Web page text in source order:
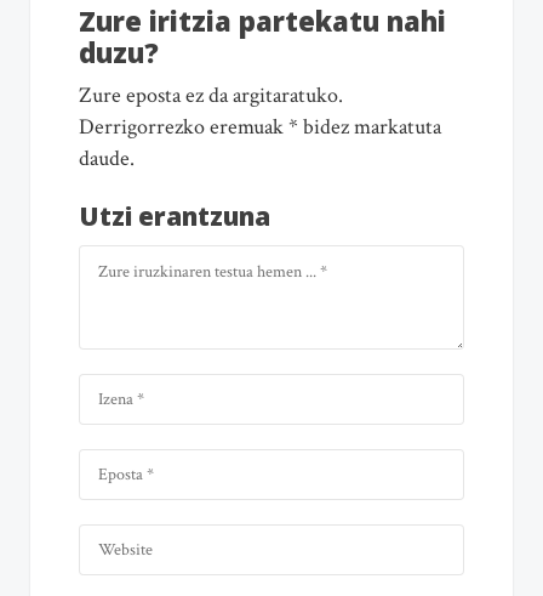
Zure iritzia partekatu nahi
duzu?
Zure eposta ez da argitaratuko.
Derrigorrezko eremuak * bidez markatuta
daude.
Utzi erantzuna